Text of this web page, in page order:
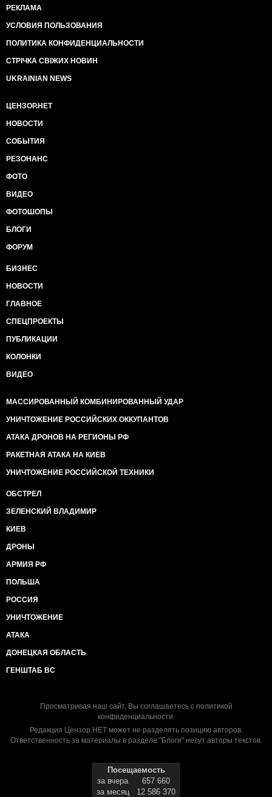
РЕКЛАМА
УСЛОВИЯ ПОЛЬЗОВАНИЯ
ПОЛИТИКА КОНФИДЕНЦИАЛЬНОСТИ
СТРІЧКА СВІЖИХ НОВИН
UKRAINIAN NEWS
ЦЕНЗОР.НЕТ
НОВОСТИ
СОБЫТИЯ
РЕЗОНАНС
ФОТО
ВИДЕО
ФОТОШОПЫ
БЛОГИ
ФОРУМ
БИЗНЕС
НОВОСТИ
ГЛАВНОЕ
СПЕЦПРОЕКТЫ
ПУБЛИКАЦИИ
КОЛОНКИ
ВИДЕО
МАССИРОВАННЫЙ КОМБИНИРОВАННЫЙ УДАР
УНИЧТОЖЕНИЕ РОССИЙСКИХ ОККУПАНТОВ
АТАКА ДРОНОВ НА РЕГИОНЫ РФ
РАКЕТНАЯ АТАКА НА КИЕВ
УНИЧТОЖЕНИЕ РОССИЙСКОЙ ТЕХНИКИ
ОБСТРЕЛ
ЗЕЛЕНСКИЙ ВЛАДИМИР
КИЕВ
ДРОНЫ
АРМИЯ РФ
ПОЛЬША
РОССИЯ
УНИЧТОЖЕНИЕ
АТАКА
ДОНЕЦКАЯ ОБЛАСТЬ
ГЕНШТАБ ВС
Просматривая наш сайт, Вы соглашаетесь с политикой
конфиденциальности.
Редакция Цензор.НЕТ может не разделять позицию авторов.
Ответственность за материалы в разделе "Блоги" несут авторы текстов.
Посещаемость
за вчера
657 660
за месяц
12 586 370